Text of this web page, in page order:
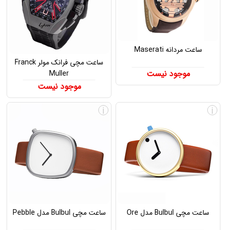
ساعت مردانه Maserati
موجود نیست
ساعت مچی فرانک مولر Franck
Muller
موجود نیست
ساعت مچی Bulbul مدل Ore
i
ساعت مچی Bulbul مدل Pebble
i